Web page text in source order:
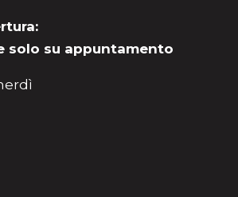
solo su appuntamento